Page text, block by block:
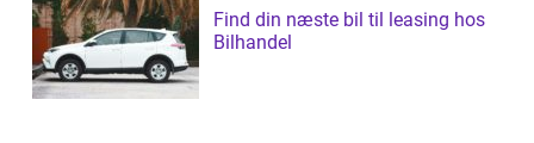
Find din næste bil til leasing hos
Bilhandel